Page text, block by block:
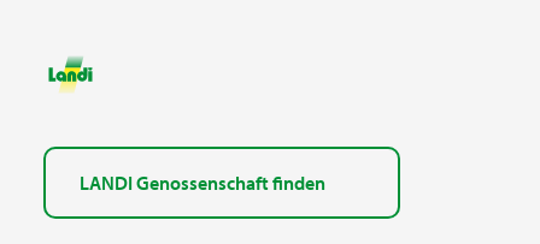
LANDI Genossenschaft finden